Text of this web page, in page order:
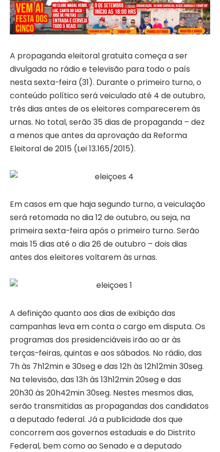
A propaganda eleitoral gratuita começa a ser
divulgada no rádio e televisão para todo o país
nesta sexta-feira (31). Durante o primeiro turno, o
conteúdo político será veiculado até 4 de outubro,
três dias antes de os eleitores comparecerem às
urnas. No total, serão 35 dias de propaganda – dez
a menos que antes da aprovação da Reforma
Eleitoral de 2015 (Lei 13.165/2015).
Em casos em que haja segundo turno, a veiculação
será retomada no dia 12 de outubro, ou seja, na
primeira sexta-feira após o primeiro turno. Serão
mais 15 dias até o dia 26 de outubro – dois dias
antes dos eleitores voltarem às urnas.
A definição quanto aos dias de exibição das
campanhas leva em conta o cargo em disputa. Os
programas dos presidenciáveis irão ao ar às
terças-feiras, quintas e aos sábados. No rádio, das
7h às 7h12min e 30seg e das 12h às 12h12min 30seg.
Na televisão, das 13h às 13h12min 20seg e das
20h30 às 20h42min 30seg. Nestes mesmos dias,
serão transmitidas as propagandas dos candidatos
a deputado federal. Já a publicidade dos que
concorrem aos governos estaduais e do Distrito
Federal, bem como ao Senado e a deputado